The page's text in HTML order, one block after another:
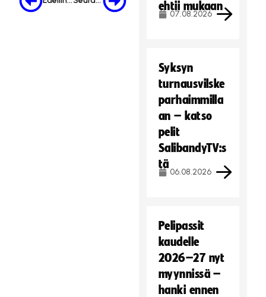
t
Hyväksy markkinointievästeet
n
ehtii mukaan
07.08.2026
Syksyn
turnausvilske
parhaimmilla
an – katso
pelit
SalibandyTV:s
tä
06.08.2026
Pelipassit
kaudelle
2026–27 nyt
myynnissä –
hanki ennen